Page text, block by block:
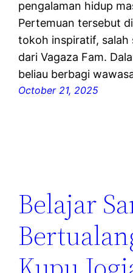
pengalaman hidup
Pertemuan tersebut
tokoh inspiratif, salah
dari Vagaza Fam.
beliau berbagi
October 21, 2025
Belajar